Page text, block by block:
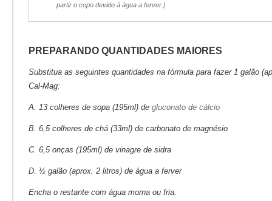
partir o copo devido à água a ferver.)
PREPARANDO QUANTIDADES MAIORES
Substitua as seguintes quantidades na fórmula para fazer 1 galão
Cal-Mag:
A. 13 colheres de sopa (195ml) de gluconato de cálcio
B. 6,5 colheres de chá (33ml) de carbonato de magnésio
C. 6,5 onças (195ml) de vinagre de sidra
D. ½ galão (aprox. 2 litros) de água a ferver
Encha o restante com água morna ou fria.